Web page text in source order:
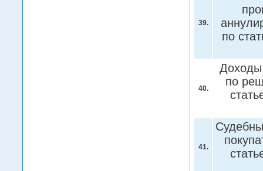
39.
по
40.
Доходы
по
41.